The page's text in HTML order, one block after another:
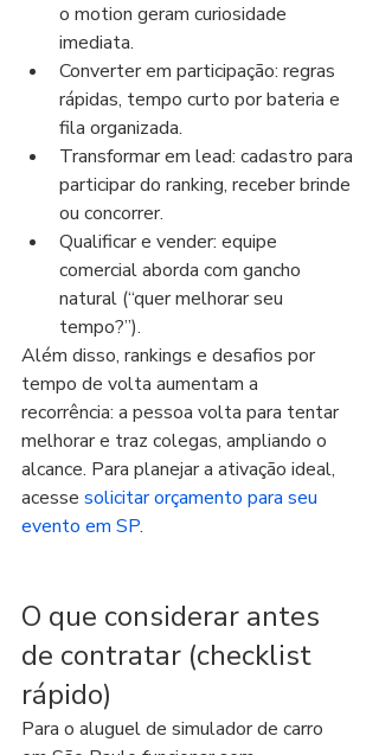
o motion geram curiosidade
imediata.
Converter em participação: regras
rápidas, tempo curto por bateria e
fila organizada.
Transformar em lead: cadastro para
participar do ranking, receber brinde
ou concorrer.
Qualificar e vender: equipe
comercial aborda com gancho
natural (“quer melhorar seu
tempo?”).
Além disso, rankings e desafios por
tempo de volta aumentam a
recorrência: a pessoa volta para tentar
melhorar e traz colegas, ampliando o
alcance. Para planejar a ativação ideal,
acesse solicitar orçamento para seu
evento em SP.
O que considerar antes
de contratar (checklist
rápido)
Para o aluguel de simulador de carro